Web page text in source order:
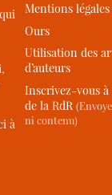
à
Mentions légales
Ours
Utilisation des
d’auteurs
Inscrivez-vous
de la RdR
ni contenu)